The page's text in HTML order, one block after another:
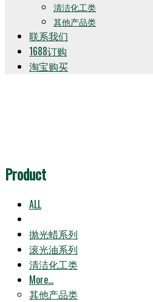
清洁化工类
其他产品类
联系我们
1688订购
淘宝购买
Product
ALL
抛光蜡系列
滚光油系列
清洁化工类
More...
其他产品类